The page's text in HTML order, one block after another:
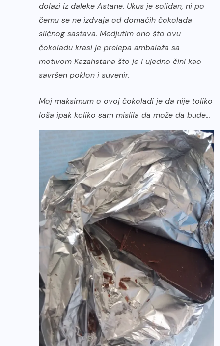
dolazi iz daleke Astane. Ukus je solidan, ni po
čemu se ne izdvaja od domaćih čokolada
sličnog sastava. Medjutim ono što ovu
čokoladu krasi je prelepa ambalaža sa
motivom Kazahstana što je i ujedno čini kao
savršen poklon i suvenir.
Moj maksimum o ovoj čokoladi je da nije toliko
loša ipak koliko sam mislila da može da bude…